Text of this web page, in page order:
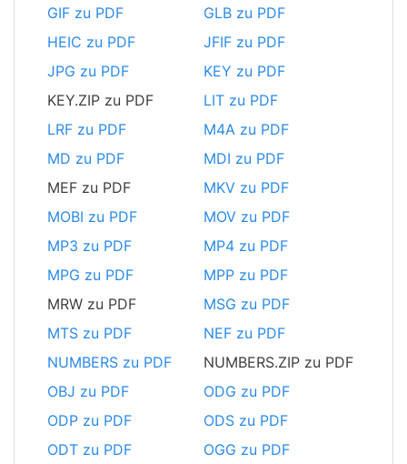
GIF zu PDF
GLB zu PDF
HEIC zu PDF
JFIF zu PDF
JPG zu PDF
KEY zu PDF
KEY.ZIP zu PDF
LIT zu PDF
LRF zu PDF
M4A zu PDF
MD zu PDF
MDI zu PDF
MEF zu PDF
MKV zu PDF
MOBI zu PDF
MOV zu PDF
MP3 zu PDF
MP4 zu PDF
MPG zu PDF
MPP zu PDF
MRW zu PDF
MSG zu PDF
MTS zu PDF
NEF zu PDF
NUMBERS zu PDF
NUMBERS.ZIP zu PDF
OBJ zu PDF
ODG zu PDF
ODP zu PDF
ODS zu PDF
ODT zu PDF
OGG zu PDF